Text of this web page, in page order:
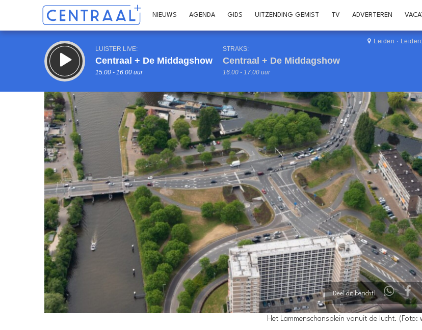
NIEUWS AGENDA GIDS UITZENDING GEMIST TV ADVERTEREN
LUISTER LIVE:
Centraal + De Middagshow
15.00 - 16.00 uur
STRAKS:
Centraal + De Middagshow
16.00 - 17.00 uur
Leiden ·
Inklappen
Deel dit bericht!
Het Lammenschansplein vanuit de lucht. (Foto: